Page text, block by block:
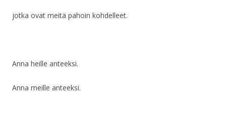
jotka ovat meitä pahoin kohdelleet.
Anna heille anteeksi.
Anna meille anteeksi.